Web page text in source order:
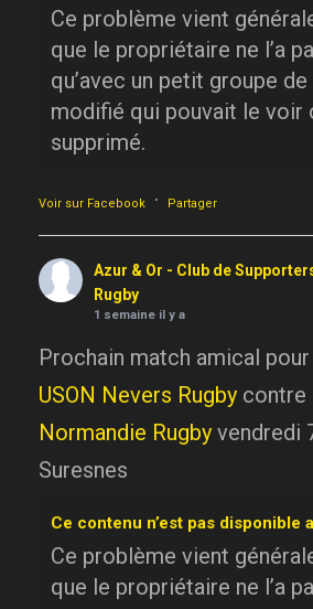
Ce problème vient
que le propriétaire ne l’a
qu’avec un petit groupe
modifié qui pouvait le voir
supprimé.
Voir sur Facebook · Partager
Azur & Or - Club de
Rugby
1 semaine il y a
Prochain match amical
USON Nevers Rugby contre
Normandie Rugby vendredi
Suresnes
Ce contenu n’est pas disponible
Ce problème vient
que le propriétaire ne l’a